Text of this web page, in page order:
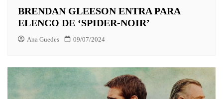
BRENDAN GLEESON ENTRA PARA
ELENCO DE ‘SPIDER-NOIR’
Ana Guedes 09/07/2024